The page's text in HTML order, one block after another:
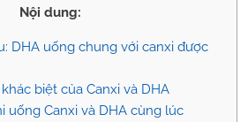
Nội dung:
DHA uống chung với canxi được
biệt của Canxi và DHA
uống Canxi và DHA cùng lúc